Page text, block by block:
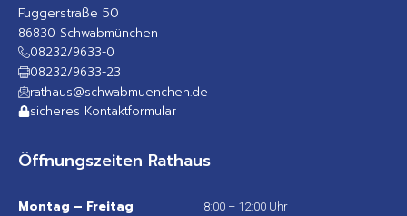
Fuggerstraße 50
86830 Schwabmünchen
08232/9633-0
08232/9633-23
rathaus@schwabmuenchen.de
sicheres Kontaktformular
Öffnungszeiten Rathaus
Montag – Freitag 8:00 – 12:00 Uhr